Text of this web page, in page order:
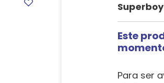
Este
Para ser